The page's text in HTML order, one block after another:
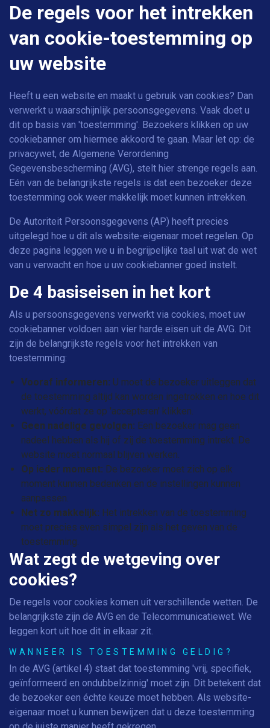
De regels voor het intrekken
van cookie-toestemming op
uw website
Heeft u een website en maakt u gebruik van cookies? Dan
verwerkt u waarschijnlijk persoonsgegevens. Vaak doet u
dit op basis van 'toestemming'. Bezoekers klikken op uw
cookiebanner om hiermee akkoord te gaan. Maar let op: de
privacywet, de Algemene Verordening
Gegevensbescherming (AVG), stelt hier strenge regels aan.
Eén van de belangrijkste regels is dat een bezoeker deze
toestemming ook weer makkelijk moet kunnen intrekken.
De Autoriteit Persoonsgegevens (AP) heeft precies
uitgelegd hoe u dit als website-eigenaar moet regelen. Op
deze pagina leggen we u in begrijpelijke taal uit wat de wet
van u verwacht en hoe u uw cookiebanner goed instelt.
De 4 basiseisen in het kort
Als u persoonsgegevens verwerkt via cookies, moet uw
cookiebanner voldoen aan vier harde eisen uit de AVG. Dit
zijn de belangrijkste regels voor het intrekken van
toestemming:
Vooraf informeren: U moet de bezoeker uitleggen dat
de toestemming altijd kan worden ingetrokken en hoe dit
werkt, vóórdat ze op 'accepteren' klikken.
Geen nadelige gevolgen: Een bezoeker mag geen
nadeel hebben als hij of zij de toestemming intrekt. De
website moet normaal blijven werken.
Op ieder moment: De bezoeker moet zich op elk
moment kunnen bedenken en de instellingen kunnen
aanpassen.
Net zo makkelijk: Het intrekken van de toestemming
moet precies even simpel zijn als het geven van de
toestemming.
Wat zegt de wetgeving over
cookies?
De regels voor cookies komen uit verschillende wetten. De
belangrijkste zijn de AVG en de Telecommunicatiewet. We
leggen kort uit hoe dit in elkaar zit.
WANNEER IS TOESTEMMING GELDIG?
In de AVG (artikel 4) staat dat toestemming 'vrij, specifiek,
geïnformeerd en ondubbelzinnig' moet zijn. Dit betekent dat
de bezoeker een échte keuze moet hebben. Als website-
eigenaar moet u kunnen bewijzen dat u deze toestemming